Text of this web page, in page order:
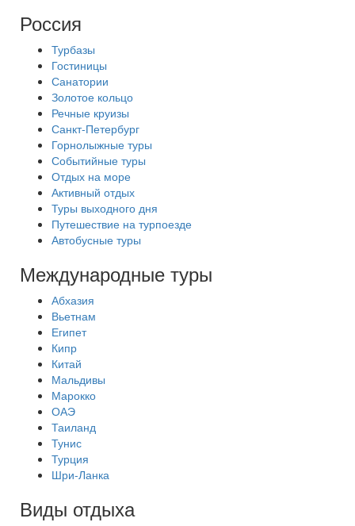
Россия
Турбазы
Гостиницы
Санатории
Золотое кольцо
Речные круизы
Санкт-Петербург
Горнолыжные туры
Событийные туры
Отдых на море
Активный отдых
Туры выходного дня
Путешествие на турпоезде
Автобусные туры
Международные туры
Абхазия
Вьетнам
Египет
Кипр
Китай
Мальдивы
Марокко
ОАЭ
Таиланд
Тунис
Турция
Шри-Ланка
Виды отдыха